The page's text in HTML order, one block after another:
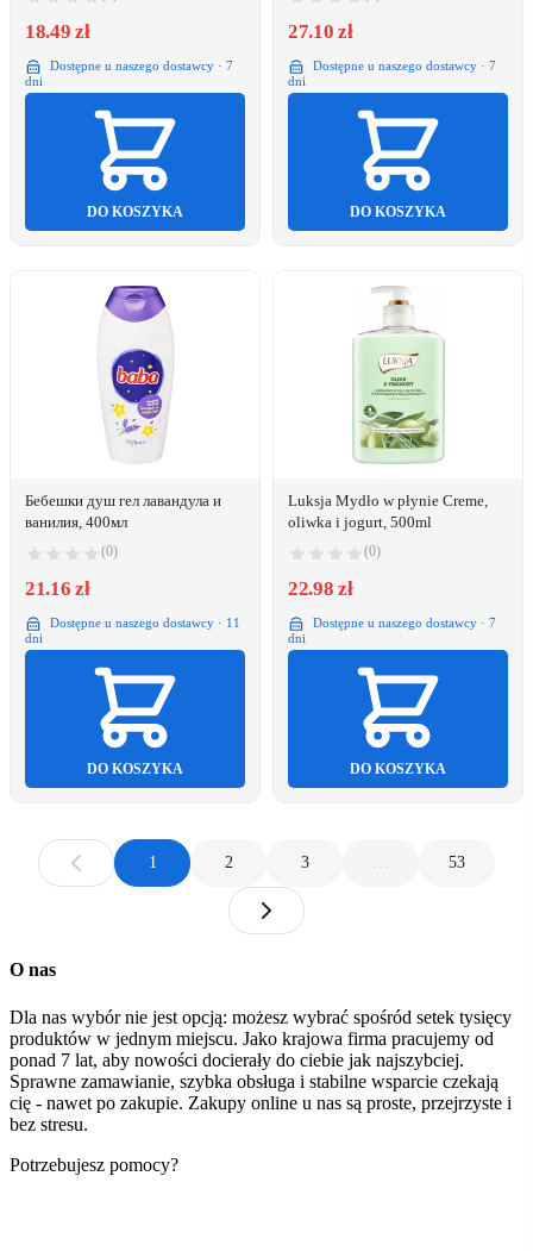
18.49 zł
Dostępne u naszego dostawcy · 7
dni
DO KOSZYKA
27.10 zł
Dostępne u naszego dostawcy · 7
dni
DO KOSZYKA
Бебешки душ гел лавандула и
ванилия, 400мл
(0)
21.16 zł
Dostępne u naszego dostawcy · 11
dni
DO KOSZYKA
Luksja Mydło w płynie Creme,
oliwka i jogurt, 500ml
(0)
22.98 zł
Dostępne u naszego dostawcy · 7
dni
DO KOSZYKA
1 2 3 … 53
O nas
Dla nas wybór nie jest opcją: możesz wybrać spośród setek tysięcy
produktów w jednym miejscu. Jako krajowa firma pracujemy od
ponad 7 lat, aby nowości docierały do ciebie jak najszybciej.
Sprawne zamawianie, szybka obsługa i stabilne wsparcie czekają
cię - nawet po zakupie. Zakupy online u nas są proste, przejrzyste i
bez stresu.
Potrzebujesz pomocy?